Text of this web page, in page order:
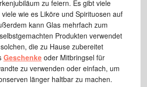
zu feiern. Es gibt viele
wie es Liköre und Spirituosen auf
kann Glas mehrfach zum
Produkten verwendet
die zu Hause zubereitet
Geschenkeoder Mitbringsel für
zu verwenden oder einfach, um
länger haltbar zu machen.